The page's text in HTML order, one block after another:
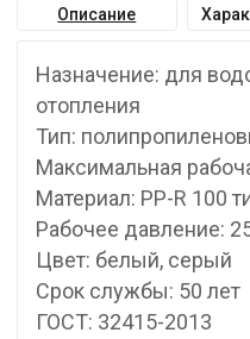
Описание
Назначение: для
отопления
Тип:
Максимальная
Материал: PP-R 100
Рабочее давление:
Цвет: белый, серый
Срок службы: 50 лет
ГОСТ: 32415-2013